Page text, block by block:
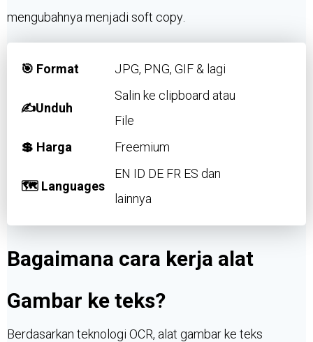
mengubahnya menjadi soft copy.
🎯 Format JPG, PNG, GIF & lagi
✍️Unduh
Salin ke clipboard atau
File
💲 Harga
Freemium
🗺 Languages
EN ID DE FR ES dan
lainnya
Bagaimana cara kerja alat
Gambar ke teks?
Berdasarkan teknologi OCR, alat gambar ke teks